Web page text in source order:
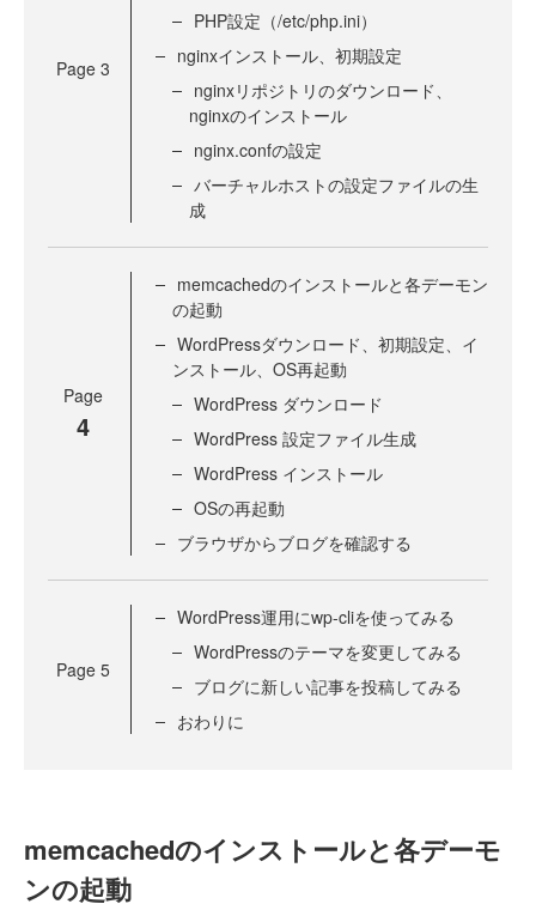
Page 3
PHP設定（/etc/php.ini）
nginxインストール、初期設定
nginxリポジトリのダウンロード、
nginxのインストール
nginx.confの設定
バーチャルホストの設定ファイルの生
成
Page
4
memcachedのインストールと各デーモン
の起動
WordPressダウンロード、初期設定、イ
ンストール、OS再起動
WordPress ダウンロード
WordPress 設定ファイル生成
WordPress インストール
OSの再起動
ブラウザからブログを確認する
Page 5
WordPress運用にwp-cliを使ってみる
WordPressのテーマを変更してみる
ブログに新しい記事を投稿してみる
おわりに
memcachedのインストールと各デーモ
ンの起動